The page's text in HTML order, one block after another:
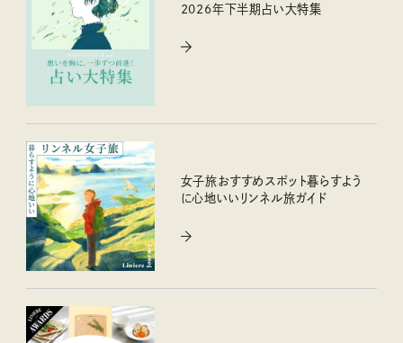
2026年下半期占い大特集
女子旅おすすめスポット暮らすよう
に心地いいリンネル旅ガイド